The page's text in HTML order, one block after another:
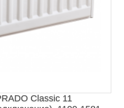
Classic 11